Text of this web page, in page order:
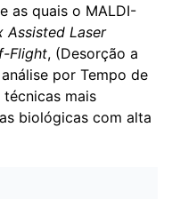
as quais o MALDI-
Assisted Laser
Flight, (Desorção a
por Tempo de
mais
biológicas com alta